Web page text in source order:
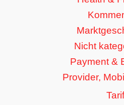
Nicht
Payment &
Provider,